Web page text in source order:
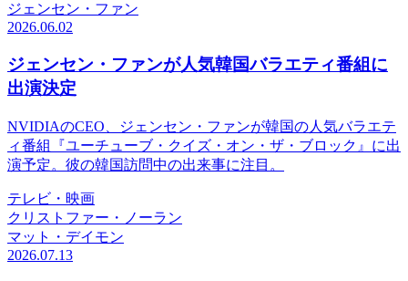
ジェンセン・ファン
2026.06.02
ジェンセン・ファンが人気韓国バラエティ番組に
出演決定
NVIDIAのCEO、ジェンセン・ファンが韓国の人気バラエテ
ィ番組『ユーチューブ・クイズ・オン・ザ・ブロック』に出
演予定。彼の韓国訪問中の出来事に注目。
テレビ・映画
クリストファー・ノーラン
マット・デイモン
2026.07.13